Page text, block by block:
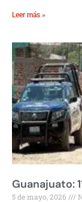
Leer más »
Guanajuato:
5 de mayo, 2026